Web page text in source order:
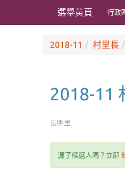
選舉黃頁 行政
2018-11 村里長
2018-11
長明里
漏了候選人嗎？立即